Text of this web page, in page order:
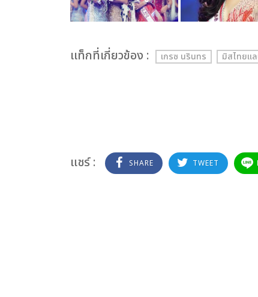
เเท็กที่เกี่ยวข้อง : เกรซ นรินทร มิสไทยแ
แชร์ : SHARE TWEET